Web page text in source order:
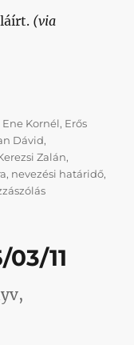
(via
Fizz Liga”
Címke
Ene Kornél, Erős
Dávid,
Zalán,
, nevezési határidő,
Játékoskeringő,
Liga
11